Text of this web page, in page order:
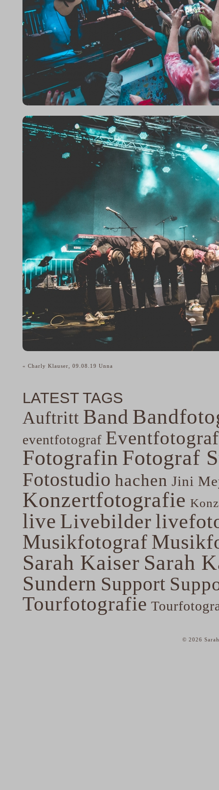
« Charly Klauser, 09.08.19 Unna
LATEST TAGS
Auftritt Band
eventfotograf
Fotografin Fotograf
Fotostudio hachen Jini
Konzertfotografie
live Livebilder
Musikfotograf
Sarah Kaiser Sarah
Sundern Support
Tourfotografie
© 2026